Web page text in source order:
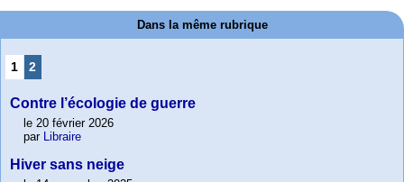
Dans la même rubrique
1 2
Contre l’écologie de guerre
le 20 février 2026
par
Libraire
Hiver sans neige